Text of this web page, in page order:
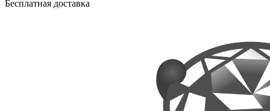
Бесплатная доставка